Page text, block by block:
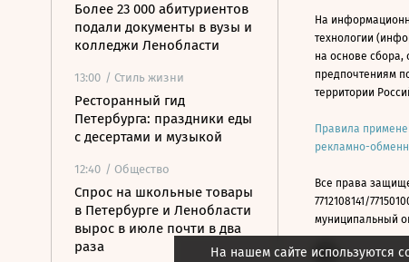
Более 23 000 абитуриентов
подали документы в вузы и
колледжи Ленобласти
13:00 / Стиль жизни
Ресторанный гид
Петербурга: праздники еды
с десертами и музыкой
12:40 / Общество
Спрос на школьные товары
в Петербурге и Ленобласти
вырос в июле почти в два
раза
На нашем сайте используются
На
технологии
на основе сбора,
предпочтениям
территории
Правила
рекламно-
Все права
7712108141/
муниципальный